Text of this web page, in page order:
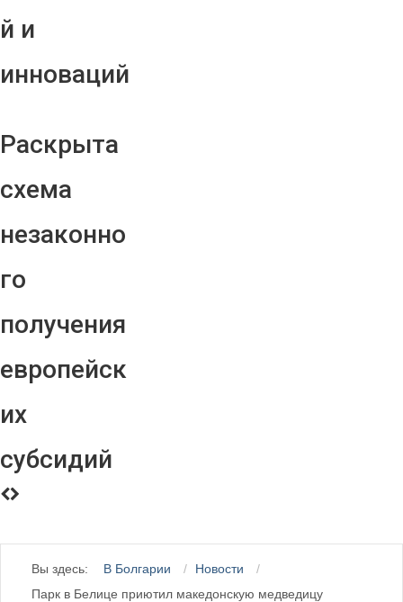
й и
инноваций
Раскрыта
схема
незаконно
го
получения
европейск
их
субсидий
Вы здесь: В Болгарии
Новости
Парк в Белице приютил македонскую медведицу